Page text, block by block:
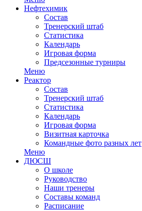
Нефтехимик
Состав
Тренерский штаб
Статистика
Календарь
Игровая форма
Предсезонные турниры
Меню
Реактор
Состав
Тренерский штаб
Статистика
Календарь
Игровая форма
Визитная карточка
Командные фото разных лет
Меню
ДЮСШ
О школе
Руководство
Наши тренеры
Составы команд
Расписание